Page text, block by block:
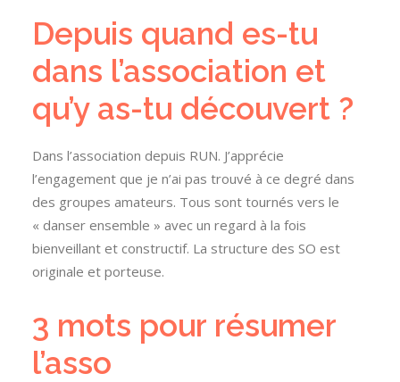
Depuis quand es-tu
dans l’association et
qu’y as-tu découvert ?
Dans l’association depuis RUN. J’apprécie
l’engagement que je n’ai pas trouvé à ce degré dans
des groupes amateurs. Tous sont tournés vers le
« danser ensemble » avec un regard à la fois
bienveillant et constructif. La structure des SO est
originale et porteuse.
3 mots pour résumer
l’asso